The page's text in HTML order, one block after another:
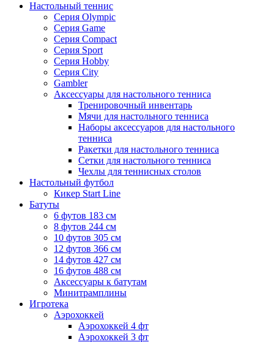
Настольный теннис
Серия Olympic
Серия Game
Серия Compact
Серия Sport
Серия Hobby
Серия City
Gambler
Аксессуары для настольного тенниса
Тренировочный инвентарь
Мячи для настольного тенниса
Наборы аксессуаров для настольного
тенниса
Ракетки для настольного тенниса
Сетки для настольного тенниса
Чехлы для теннисных столов
Настольный футбол
Кикер Start Line
Батуты
6 футов 183 см
8 футов 244 см
10 футов 305 см
12 футов 366 см
14 футов 427 см
16 футов 488 см
Аксессуары к батутам
Минитрамплины
Игротека
Аэрохоккей
Аэрохоккей 4 фт
Аэрохоккей 3 фт